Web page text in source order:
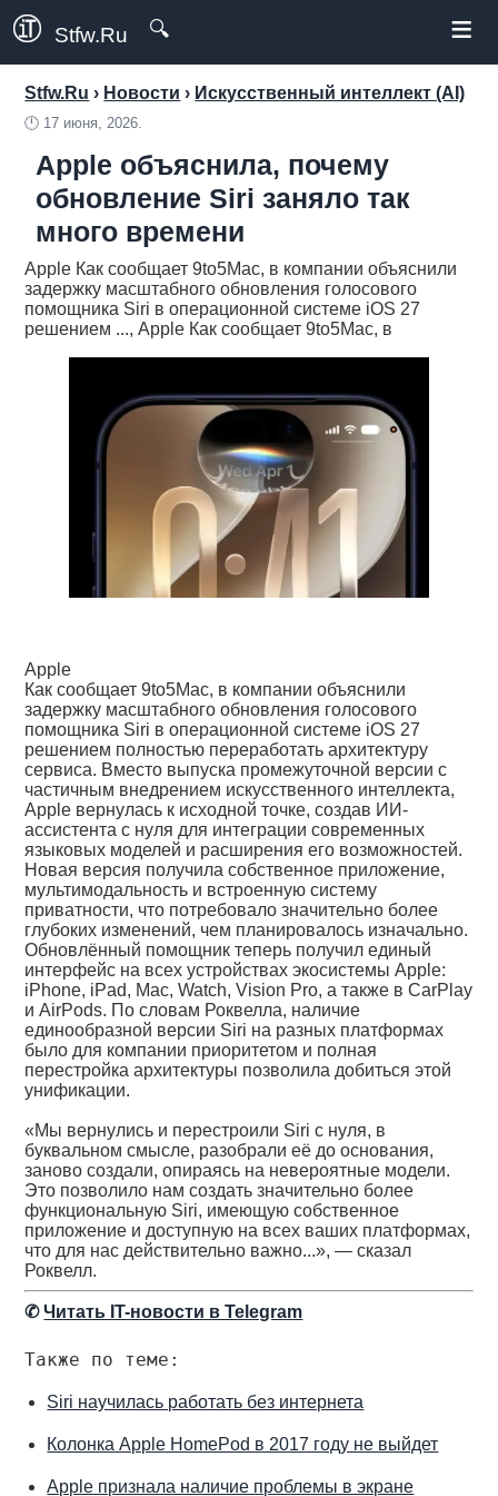
Stfw.Ru 🔍 ≡
Stfw.Ru › Новости › Искусственный интеллект (AI)
🕛 17 июня, 2026.
Apple объяснила, почему
обновление Siri заняло так
много времени
Apple Как сообщает 9to5Mac, в компании объяснили
задержку масштабного обновления голосового
помощника Siri в операционной системе iOS 27
решением ..., Apple Как сообщает 9to5Mac, в
Apple
Как сообщает 9to5Mac, в компании объяснили
задержку масштабного обновления голосового
помощника Siri в операционной системе iOS 27
решением полностью переработать архитектуру
сервиса. Вместо выпуска промежуточной версии с
частичным внедрением искусственного интеллекта,
Apple вернулась к исходной точке, создав ИИ-
ассистента с нуля для интеграции современных
языковых моделей и расширения его возможностей.
Новая версия получила собственное приложение,
мультимодальность и встроенную систему
приватности, что потребовало значительно более
глубоких изменений, чем планировалось изначально.
Обновлённый помощник теперь получил единый
интерфейс на всех устройствах экосистемы Apple:
iPhone, iPad, Mac, Watch, Vision Pro, а также в CarPlay
и AirPods. По словам Роквелла, наличие
единообразной версии Siri на разных платформах
было для компании приоритетом и полная
перестройка архитектуры позволила добиться этой
унификации.
«Мы вернулись и перестроили Siri с нуля, в
буквальном смысле, разобрали её до основания,
заново создали, опираясь на невероятные модели.
Это позволило нам создать значительно более
функциональную Siri, имеющую собственное
приложение и доступную на всех ваших платформах,
что для нас действительно важно...», — сказал
Роквелл.
✆Читать IT-новости в Telegram
Также по теме:
Siri научилась работать без интернета
Колонка Apple HomePod в 2017 году не выйдет
Apple признала наличие проблемы в экране